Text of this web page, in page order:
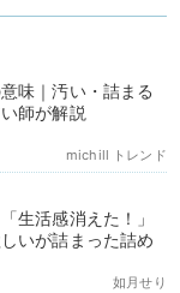
味｜汚い・詰まる
師が解説
michill トレンド
生活感消えた！」
いが詰まった詰め
如月せり